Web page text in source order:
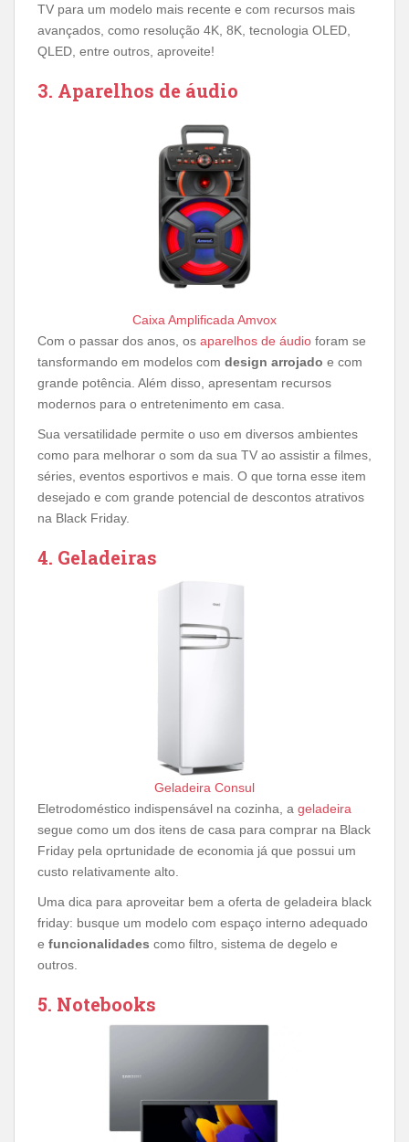
TV para um modelo mais recente e com recursos mais
avançados, como resolução 4K, 8K, tecnologia OLED,
QLED, entre outros, aproveite!
3. Aparelhos de áudio
Caixa Amplificada Amvox
Com o passar dos anos, os aparelhos de áudio foram se
tansformando em modelos com design arrojado e com
grande potência. Além disso, apresentam recursos
modernos para o entretenimento em casa.
Sua versatilidade permite o uso em diversos ambientes
como para melhorar o som da sua TV ao assistir a filmes,
séries, eventos esportivos e mais. O que torna esse item
desejado e com grande potencial de descontos atrativos
na Black Friday.
4. Geladeiras
Geladeira Consul
Eletrodoméstico indispensável na cozinha, a geladeira
segue como um dos itens de casa para comprar na Black
Friday pela oprtunidade de economia já que possui um
custo relativamente alto.
Uma dica para aproveitar bem a oferta de geladeira black
friday: busque um modelo com espaço interno adequado
e funcionalidades como filtro, sistema de degelo e
outros.
5. Notebooks